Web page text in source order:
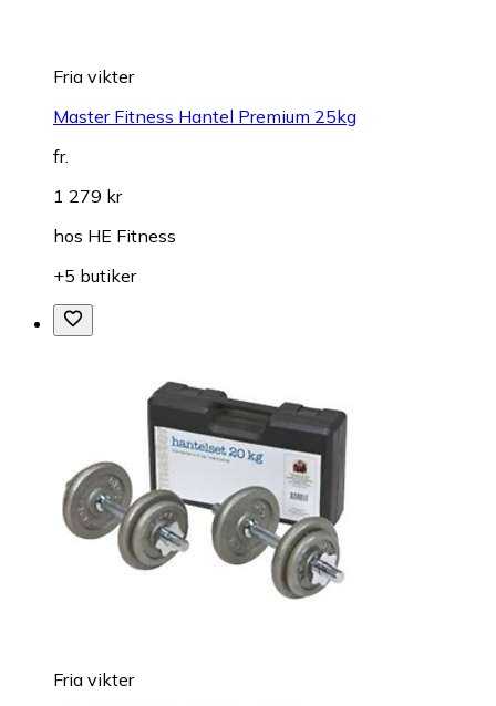
Fria vikter
Master Fitness Hantel Premium 25kg
fr.
1 279 kr
hos HE Fitness
+5 butiker
Fria vikter